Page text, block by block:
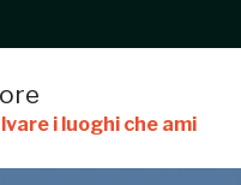
i luoghi che ami